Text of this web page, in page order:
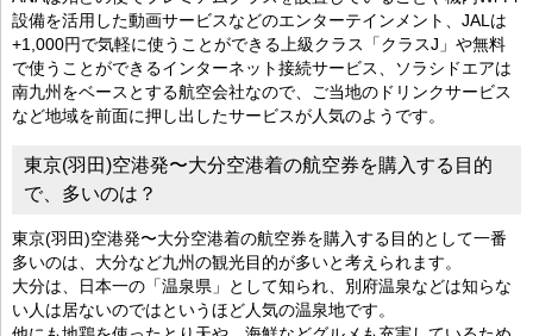
設備を活用した動画サービスなどのエンターテインメント、JALは
+1,000円で気軽に使うことができる上級クラス「クラスJ」や無料
で使うことができるインターネット接続サービス、ソラシドエアは
南九州をベースとする航空会社なので、ご当地のドリンクサービス
など地域を前面に押し出したサービスが人気のようです。
東京(羽田)空港発〜大分空港着の航空券を購入する目的
で、多いのは？
東京(羽田)空港発〜大分空港着の航空券を購入する目的として一番
多いのは、大分など九州の観光目的が多いと考えられます。
大分は、日本一の「温泉県」として知られ、別府温泉などは知らな
い人は居ないのではというほど人気の温泉地です。